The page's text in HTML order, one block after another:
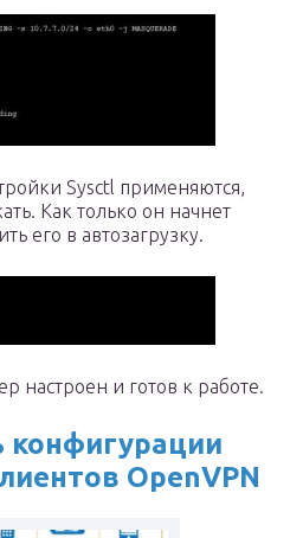
Sysctl применяются,
Как только он начнет
его в автозагрузку.
настроен и готов к работе.
конфигурации
OpenVPN